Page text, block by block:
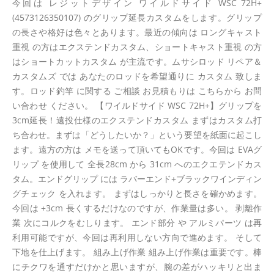
今回は レジットデザイン ワイルドサイド WSC 72H+
(4573126350107) のグリップ延長カスタムをします。グリップ
の長さや格好は色々とあります。最近の傾向は ロングキャスト
重視 の方はエクステンドカスタム、ショートキャスト重視 の方
はショートカットカスタム が主流です。ムサシロッド リペア＆
カスタムズ では あなたのロッドを希望通りに カスタム 致しま
す。ロッド釣竿 に関する ご相談 お見積もりは こちらから お問
い合わせ ください。 【ワイルドサイド WSC 72H+】グリップを
3cm延長！遠投仕様のエクステンドカスタム まずはカスタム打
ち合わせ。まずは「どうしたいか？」という要望を紙面に起こし
ます。遠方の方は メモを送って頂いてもOKです。今回は EVAグ
リップ を使用して 全長28cm から 31cm へのエクエテンドカス
タム。エンドグリップ には ラバーエンド+ブラックワインディン
グチェック を入れます。 まずはしっかりと長さを確かめます。
今回は +3cm 長くするだけなのですが、作業量は多い。 剥離作
業 次にコルクをむしります。 エンド部分 や アルミパーツ は再
利用可能ですが、今回は再利用しない方向で進めます。 そして
下地を仕上げます。 組み上げ作業 組み上げ作業は重要です。棒
にチクワを通すだけかと思いますが、腕の差がハッキリと出ま